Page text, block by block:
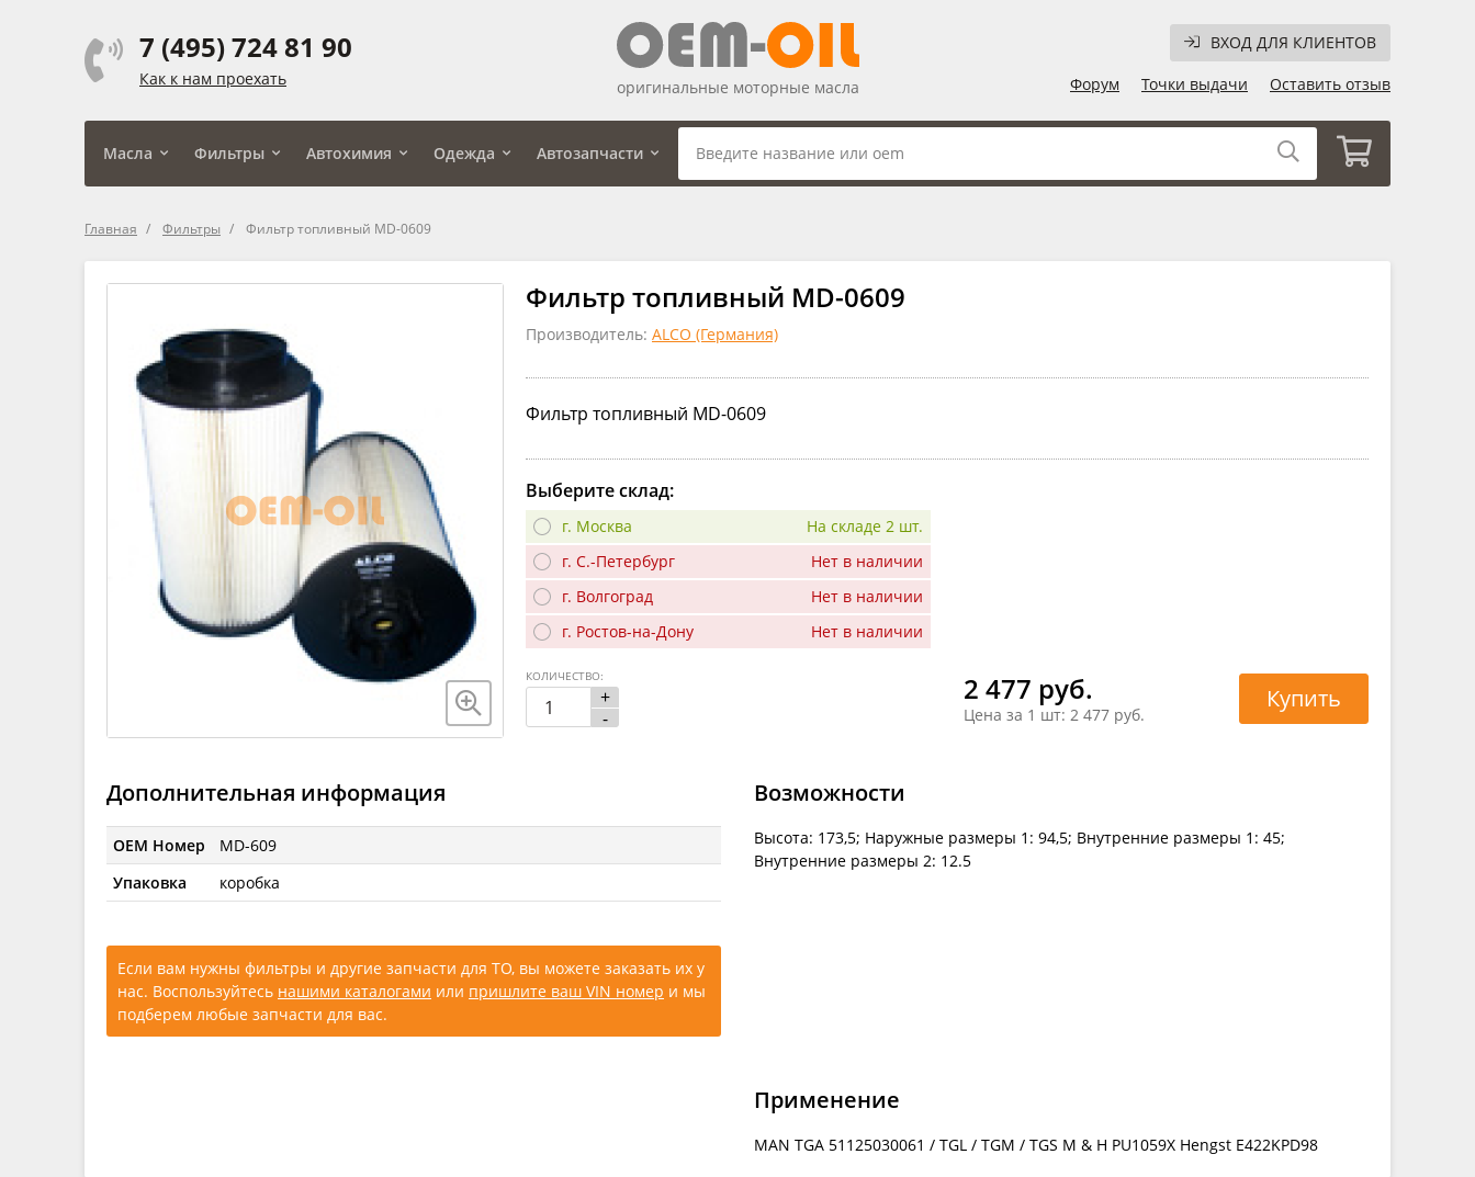
7 (495) 724 81 90
Как к нам проехать
ВХОД ДЛЯ КЛИЕНТОВ
Форум
Точки выдачи Оставить отзыв
оригинальные моторные масла
Масла Фильтры Автохимия Одежда Автозапчасти
Главная Фильтры Фильтр топливный MD-0609
Фильтр топливный MD-0609
Производитель: ALCO (Германия)
Фильтр топливный MD-0609
Выберите склад:
г. Москва
На складе 2 шт.
г. С.-Петербург
Нет в наличии
г. Волгоград
Нет в наличии
г. Ростов-на-Дону
Нет в наличии
2 477 руб.
Цена за 1 шт: 2 477 руб.
+
-
КОЛИЧЕСТВО:
Купить
Дополнительная информация
OEM Номер
MD-609
Упаковка
коробка
Если вам нужны фильтры и другие запчасти для ТО, вы можете заказать их у
нас. Воспользуйтесь нашими каталогами или пришлите ваш VIN номер и мы
подберем любые запчасти для вас.
Возможности
Высота: 173,5; Наружные размеры 1: 94,5; Внутренние размеры 1: 45;
Внутренние размеры 2: 12.5
Применение
MAN TGA 51125030061 / TGL / TGM / TGS M & H PU1059X Hengst E422KPD98